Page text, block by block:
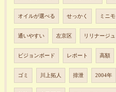
オイルが選べる せっかく ミニモ
通いやすい 左京区 リリナージュ
ビジョンボード レポート 高額
ゴミ 川上拓人 排泄 2004年